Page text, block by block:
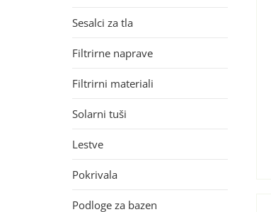
Sesalci za tla
Filtrirne naprave
Filtrirni materiali
Solarni tuši
Lestve
Pokrivala
Podloge za bazen